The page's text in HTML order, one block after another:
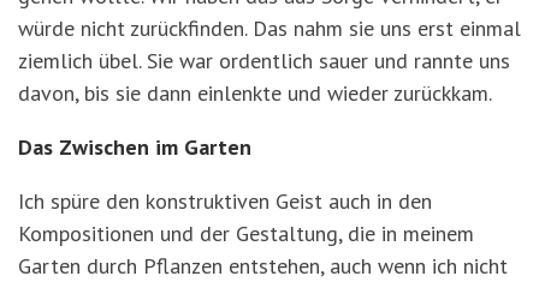
würde nicht zurückfinden. Das nahm sie uns erst einmal
ziemlich übel. Sie war ordentlich sauer und rannte uns
davon, bis sie dann einlenkte und wieder zurückkam.
Das Zwischen im Garten
Ich spüre den konstruktiven Geist auch in den
Kompositionen und der Gestaltung, die in meinem
Garten durch Pflanzen entstehen, auch wenn ich nicht